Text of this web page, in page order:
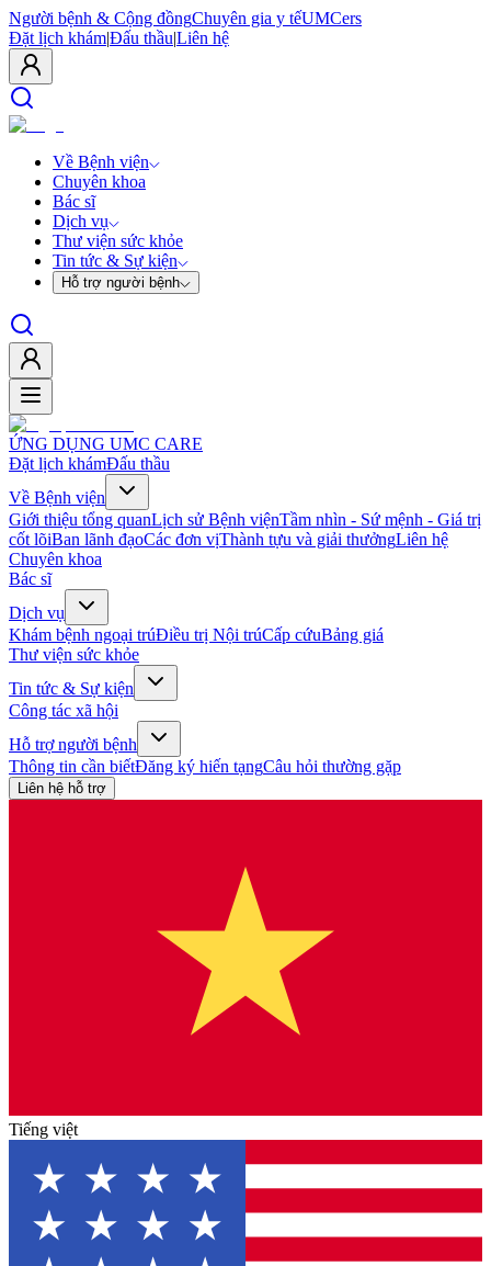
Người bệnh & Cộng đồngChuyên gia y tếUMCers
Đặt lịch khám|Đấu thầu|Liên hệ
Về Bệnh viện
Chuyên khoa
Bác sĩ
Dịch vụ
Thư viện sức khỏe
Tin tức & Sự kiện
Hỗ trợ người bệnh
ỨNG DỤNG UMC CARE
Đặt lịch khámĐấu thầu
Về Bệnh viện
Giới thiệu tổng quanLịch sử Bệnh việnTầm nhìn - Sứ mệnh - Giá trị
cốt lõiBan lãnh đạoCác đơn vịThành tựu và giải thưởngLiên hệ
Chuyên khoa
Bác sĩ
Dịch vụ
Khám bệnh ngoại trúĐiều trị Nội trúCấp cứuBảng giá
Thư viện sức khỏe
Tin tức & Sự kiện
Công tác xã hội
Hỗ trợ người bệnh
Thông tin cần biếtĐăng ký hiến tạngCâu hỏi thường gặp
Liên hệ hỗ trợ
Tiếng việt